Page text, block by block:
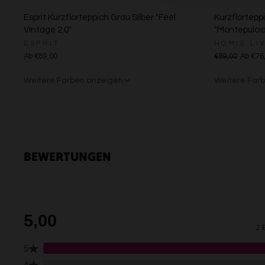
Esprit Kurzflorteppich Grau Silber "Feel
Vintage 2.0"
Ab €89,00
€89,00 Ab
BEWERTUNGEN